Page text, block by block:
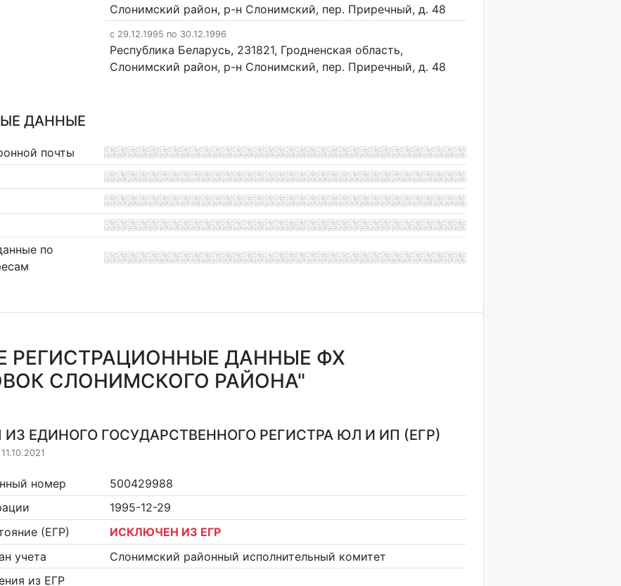
Слонимский район, р-н Слонимский, пер. Приречный, д. 48
c 29.12.1995 по 30.12.1996
Республика Беларусь, 231821, Гродненская область,
Слонимский район, р-н Слонимский, пер. Приречный, д. 48
ДАННЫЕ
почты
по
РЕГИСТРАЦИОННЫЕ ДАННЫЕ ФХ
СЛОНИМСКОГО РАЙОНА"
ИЗ ЕДИНОГО ГОСУДАРСТВЕННОГО РЕГИСТРА ЮЛ И ИП (ЕГР)
номер
500429988
1995-12-29
(ЕГР)
ИСКЛЮЧЕН ИЗ ЕГР
учета
Слонимский районный исполнительный комитет
из ЕГР